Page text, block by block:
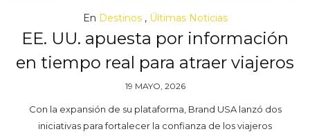
En Destinos, Últimas Noticias
EE. UU. apuesta por información
en tiempo real para atraer viajeros
19 MAYO, 2026
Con la expansión de su plataforma, Brand USA lanzó dos
iniciativas para fortalecer la confianza de los viajeros